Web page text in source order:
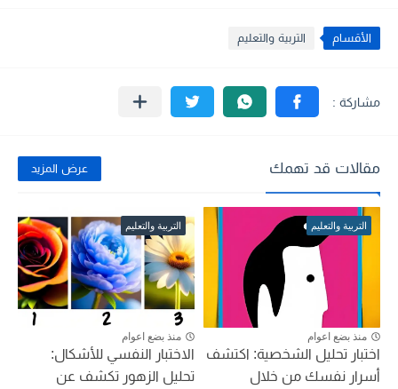
الأقسام التربية والتعليم
مقالات قد تهمك عرض المزيد
التربية والتعليم
منذ بضع اعوام
اختبار تحليل الشخصية: اكتشف
أسرار نفسك من خلال
التربية والتعليم
منذ بضع اعوام
الاختبار النفسي للأشكال:
تحليل الزهور تكشف عن